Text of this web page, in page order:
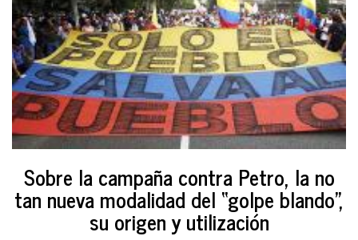
Sobre la campaña contra Petro, la no
tan nueva modalidad del “golpe blando”,
su origen y utilización